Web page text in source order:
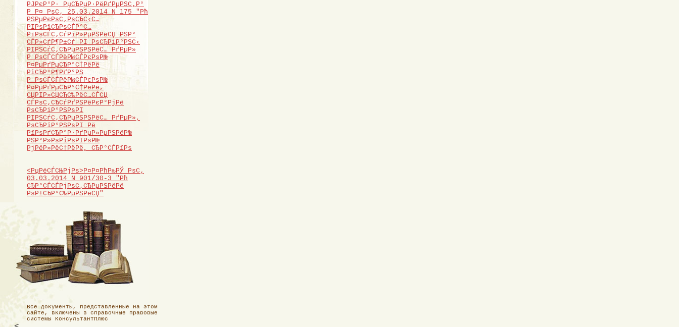
РЈРєР°Р· РџСЂРµР·РёРґРµРЅС‚Р°
Р Р¤ РѕС‚ 25.03.2014 N 175 "Рћ
РЅРµРєРѕС‚РѕСЂС‹С…
РІРѕРїСЂРѕСЃР°С…
РїРѕСЃС‚СѓРїР»РµРЅРёСЏ РЅР°
СЃР»СѓР¶Р±Сѓ РІ РѕСЂРіР°РЅС‹
РІРЅСѓС‚СЂРµРЅРЅРёС… РґРµР»
Р РѕСЃСЃРёР№СЃРєРѕР№
Р¤РµРґРµСЂР°С†РёРё
РіСЂР°Р¶РґР°РЅ
Р РѕСЃСЃРёР№СЃРєРѕР№
Р¤РµРґРµСЂР°С†РёРё,
СЏРІР»СЏСЋС‰РёС…СЃСЏ
СЃРѕС‚СЂСѓРґРЅРёРєР°РјРё
РѕСЂРіР°РЅРѕРІ
РІРЅСѓС‚СЂРµРЅРЅРёС… РґРµР»,
РѕСЂРіР°РЅРѕРІ Рё
РїРѕРґСЂР°Р·РґРµР»РµРЅРёР№
РЅР°Р»РѕРіРѕРІРѕР№
РјРёР»РёС†РёРё, СЂР°СЃРїРѕ
<РџРёСЃСЊРјРѕ>Р¤Р¤РћРњРЎ РѕС‚
03.03.2014 N 901/30-3 "Рћ
СЂР°СЃСЃРјРѕС‚СЂРµРЅРёРё
РѕР±СЂР°С‰РµРЅРёСЏ"
Все документы, представленные на этом
сайте, включены в справочные правовые
системы КонсультантПлюс